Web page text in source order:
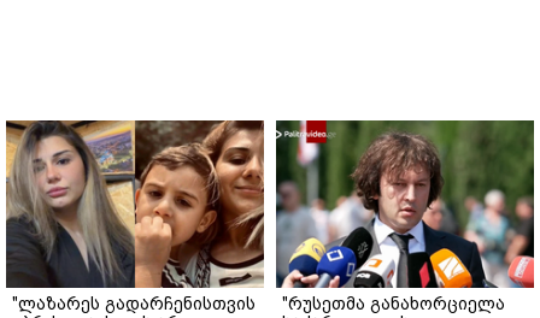
"ლაზარეს გადარჩენისთვის
"რუსეთმა განახორციელა